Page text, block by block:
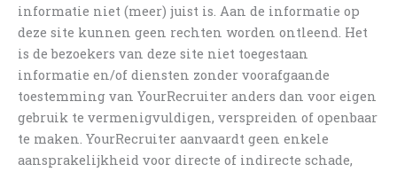
informatie niet (meer) juist is. Aan de informatie op
deze site kunnen geen rechten worden ontleend. Het
is de bezoekers van deze site niet toegestaan
informatie en/of diensten zonder voorafgaande
toestemming van YourRecruiter anders dan voor eigen
gebruik te vermenigvuldigen, verspreiden of openbaar
te maken. YourRecruiter aanvaardt geen enkele
aansprakelijkheid voor directe of indirecte schade,